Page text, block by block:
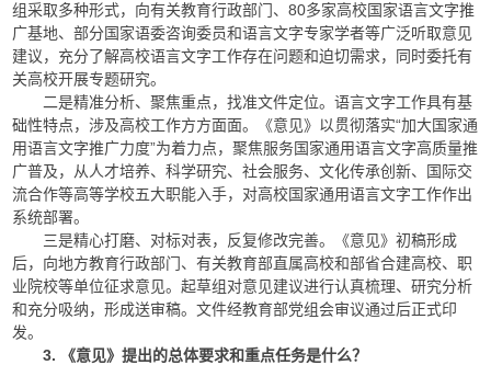
组采取多种形式，向有关教育行政部门、80多家高校国家语言文字推
广基地、部分国家语委咨询委员和语言文字专家学者等广泛听取意见
建议，充分了解高校语言文字工作存在问题和迫切需求，同时委托有
关高校开展专题研究。
二是精准分析、聚焦重点，找准文件定位。语言文字工作具有基
础性特点，涉及高校工作方方面面。《意见》以贯彻落实“加大国家通
用语言文字推广力度”为着力点，聚焦服务国家通用语言文字高质量推
广普及，从人才培养、科学研究、社会服务、文化传承创新、国际交
流合作等高等学校五大职能入手，对高校国家通用语言文字工作作出
系统部署。
三是精心打磨、对标对表，反复修改完善。《意见》初稿形成
后，向地方教育行政部门、有关教育部直属高校和部省合建高校、职
业院校等单位征求意见。起草组对意见建议进行认真梳理、研究分析
和充分吸纳，形成送审稿。文件经教育部党组会审议通过后正式印
发。
3. 《意见》提出的总体要求和重点任务是什么？